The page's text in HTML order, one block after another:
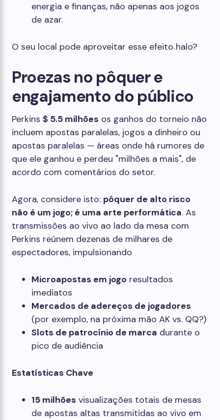
energia e finanças, não apenas aos jogos
de azar.
O seu local pode aproveitar esse efeito halo?
Proezas no pôquer e
engajamento do público
Perkins $ 5.5 milhões os ganhos do torneio não
incluem apostas paralelas, jogos a dinheiro ou
apostas paralelas — áreas onde há rumores de
que ele ganhou e perdeu "milhões a mais", de
acordo com comentários do setor.
Agora, considere isto: pôquer de alto risco
não é um jogo; é uma arte performática. As
transmissões ao vivo ao lado da mesa com
Perkins reúnem dezenas de milhares de
espectadores, impulsionando
Microapostas em jogo resultados
imediatos
Mercados de adereços de jogadores
(por exemplo, na próxima mão AK vs. QQ?)
Slots de patrocínio de marca durante o
pico de audiência
Estatísticas Chave
15 milhões visualizações totais de mesas
de apostas altas transmitidas ao vivo em